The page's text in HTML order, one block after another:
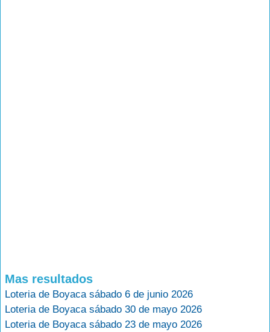
Mas resultados
Loteria de Boyaca sábado 6 de junio 2026
Loteria de Boyaca sábado 30 de mayo 2026
Loteria de Boyaca sábado 23 de mayo 2026